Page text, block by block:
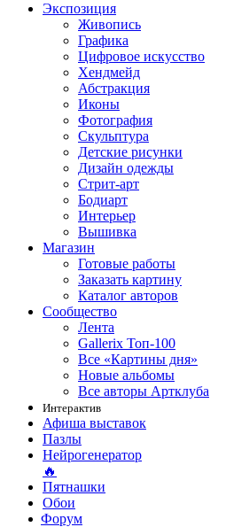
Экспозиция
Живопись
Графика
Цифровое искусство
Хендмейд
Абстракция
Иконы
Фотография
Скульптура
Детские рисунки
Дизайн одежды
Стрит-арт
Бодиарт
Интерьер
Вышивка
Магазин
Готовые работы
Заказать картину
Каталог авторов
Сообщество
Лента
Gallerix Топ-100
Все «Картины дня»
Новые альбомы
Все авторы Артклуба
Интерактив
Афиша выставок
Пазлы
Нейрогенератор
🔥
Пятнашки
Обои
Форум